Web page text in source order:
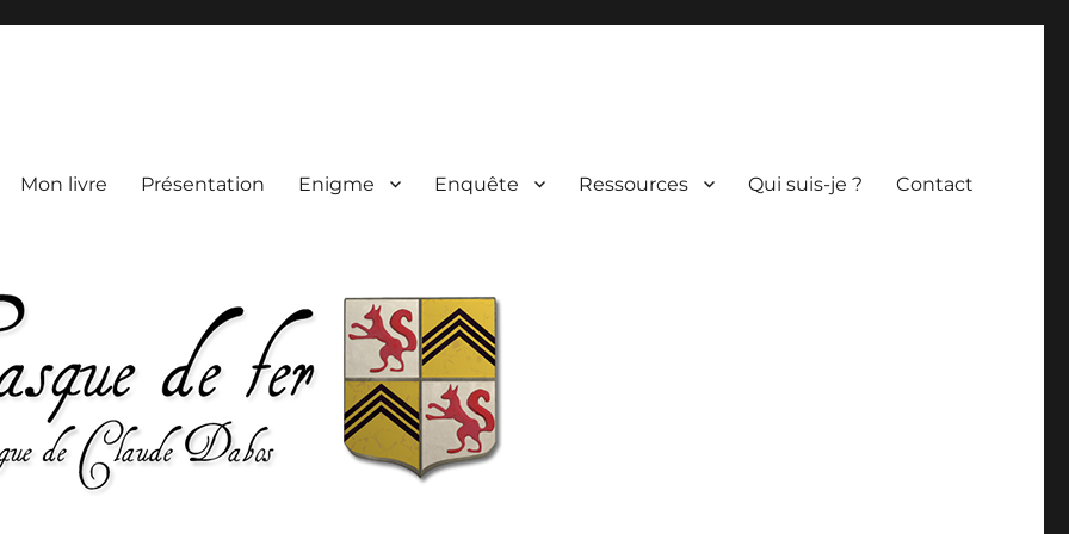
Mon livre Présentation Enigme Enquête Ressources Qui suis-je ? Contact